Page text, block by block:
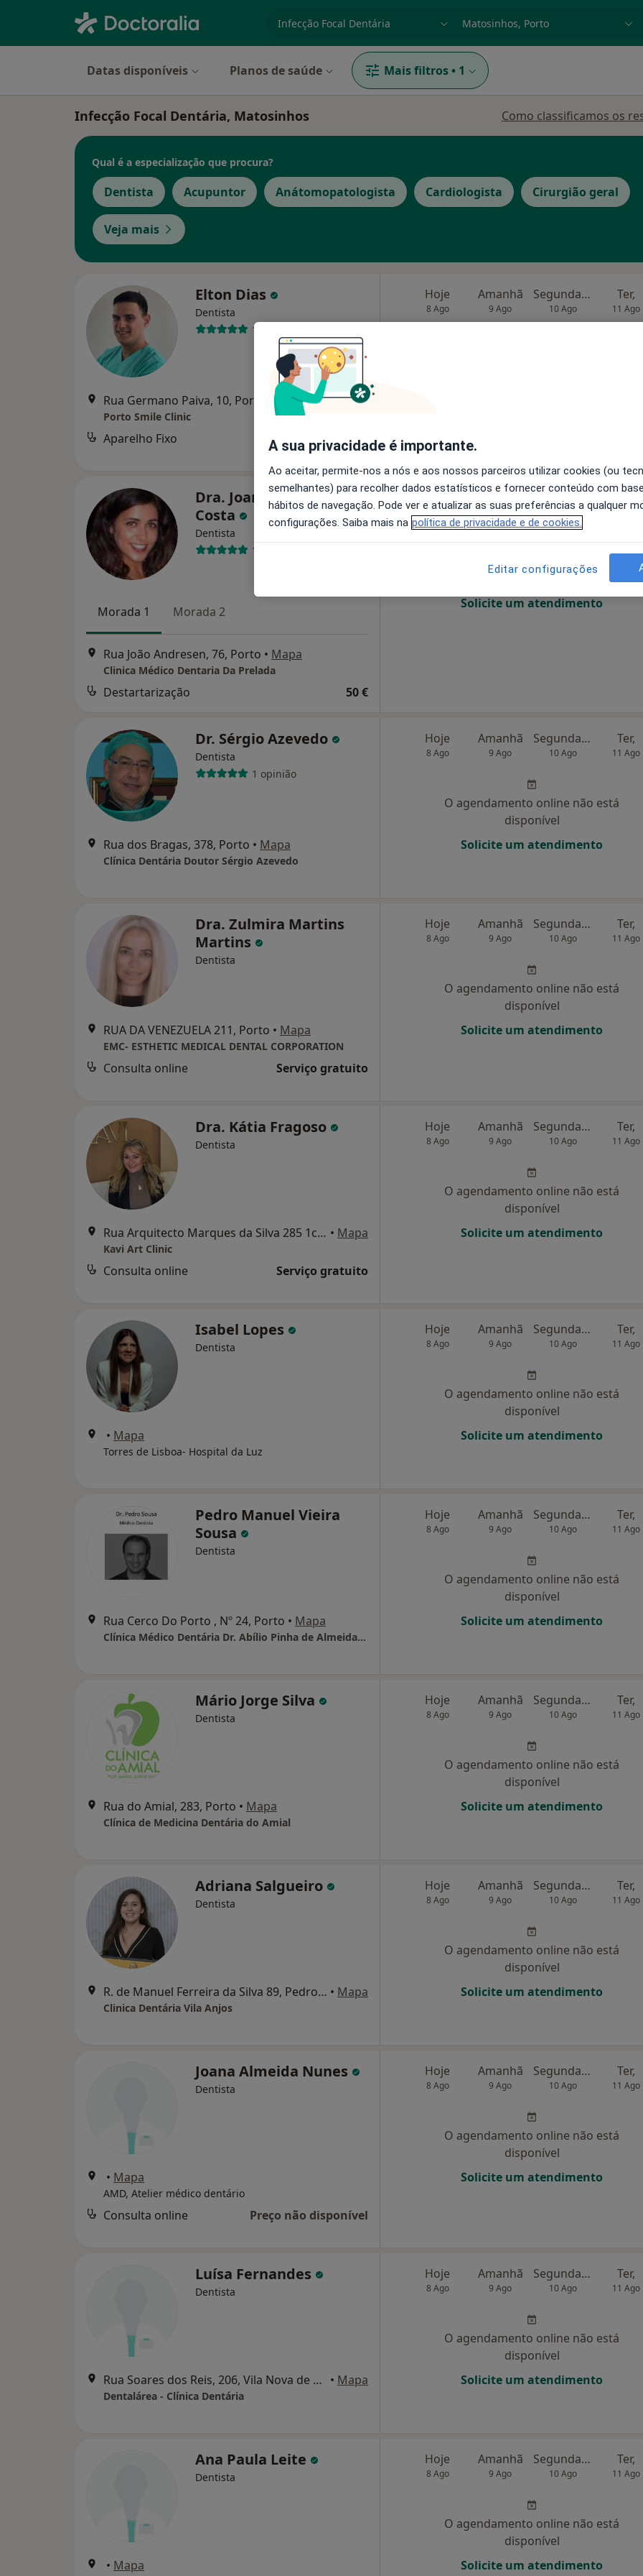
especialidade, doença ou nome
Datas disponíveis Planos de saúde Mais filtros • 1
Infecção Focal Dentária, Matosinhos Como classificamos os
Qual é a especialização que procura?
Dentista Acupuntor Anátomopatologista Cardiologista Cirurgião geral
Veja mais
Elton Dias
Dentista
1 opinião
Rua Germano Paiva, 10, Porto - Portugal,, Matosinhos •Mapa
Porto Smile Clinic
Aparelho Fixo Serviço gratuito
Hoje
8 Ago
Amanhã
9 Ago
Segunda-feira
10 Ago
Ter,
11 Ago
Dra. Joana Teixeira da
Costa
Dentista
1 opinião
Morada 1 Morada 2
Rua João Andresen, 76, Porto • Mapa
Clinica Médico Dentaria Da Prelada
Destartarização 50 €
Hoje
8 Ago
Amanhã
9 Ago
Segunda-feira
10 Ago
Ter,
11 Ago
O agendamento online não está
disponível
Solicite um atendimento
Dr. Sérgio Azevedo
Dentista
1 opinião
Rua dos Bragas, 378, Porto • Mapa
Clínica Dentária Doutor Sérgio Azevedo
Hoje
8 Ago
Amanhã
9 Ago
Segunda-feira
10 Ago
Ter,
11 Ago
O agendamento online não está
disponível
Solicite um atendimento
Dra. Zulmira Martins
Martins
Dentista
RUA DA VENEZUELA 211, Porto • Mapa
EMC- ESTHETIC MEDICAL DENTAL CORPORATION
Consulta online Serviço gratuito
Hoje
8 Ago
Amanhã
9 Ago
Segunda-feira
10 Ago
Ter,
11 Ago
O agendamento online não está
disponível
Solicite um atendimento
Dra. Kátia Fragoso
Dentista
Rua Arquitecto Marques da Silva 285 1c, Porto • Mapa
Kavi Art Clinic
Consulta online Serviço gratuito
Hoje
8 Ago
Amanhã
9 Ago
Segunda-feira
10 Ago
Ter,
11 Ago
O agendamento online não está
disponível
Solicite um atendimento
Isabel Lopes
Dentista
• Mapa
Torres de Lisboa- Hospital da Luz
Hoje
8 Ago
Amanhã
9 Ago
Segunda-feira
10 Ago
Ter,
11 Ago
O agendamento online não está
disponível
Solicite um atendimento
Pedro Manuel Vieira
Sousa
Dentista
Rua Cerco Do Porto , Nº 24, Porto • Mapa
Clínica Médico Dentária Dr. Abílio Pinha de Almeida, Lda
Hoje
8 Ago
Amanhã
9 Ago
Segunda-feira
10 Ago
Ter,
11 Ago
O agendamento online não está
disponível
Solicite um atendimento
Mário Jorge Silva
Dentista
Rua do Amial, 283, Porto • Mapa
Clínica de Medicina Dentária do Amial
Hoje
8 Ago
Amanhã
9 Ago
Segunda-feira
10 Ago
Ter,
11 Ago
O agendamento online não está
disponível
Solicite um atendimento
Adriana Salgueiro
Dentista
R. de Manuel Ferreira da Silva 89, Pedroso • Mapa
Clinica Dentária Vila Anjos
Hoje
8 Ago
Amanhã
9 Ago
Segunda-feira
10 Ago
Ter,
11 Ago
O agendamento online não está
disponível
Solicite um atendimento
Joana Almeida Nunes
Dentista
• Mapa
AMD, Atelier médico dentário
Consulta online Preço não disponível
Hoje
8 Ago
Amanhã
9 Ago
Segunda-feira
10 Ago
Ter,
11 Ago
O agendamento online não está
disponível
Solicite um atendimento
Luísa Fernandes
Dentista
Rua Soares dos Reis, 206, Vila Nova de Gaia • Mapa
Dentalárea - Clínica Dentária
Hoje
8 Ago
Amanhã
9 Ago
Segunda-feira
10 Ago
Ter,
11 Ago
O agendamento online não está
disponível
Solicite um atendimento
Ana Paula Leite
Dentista
• Mapa
Hoje
8 Ago
Amanhã
9 Ago
Segunda-feira
10 Ago
Ter,
11 Ago
O agendamento online não está
disponível
Solicite um atendimento
A sua privacidade é importante.
Ao aceitar, permite-nos a nós e aos nossos parceiros utilizar cookies (ou
semelhantes) para recolher dados estatísticos e fornecer conteúdo com
hábitos de navegação. Pode ver e atualizar as suas preferências a qualquer
configurações. Saiba mais na política de privacidade e de cookies.
Editar configurações